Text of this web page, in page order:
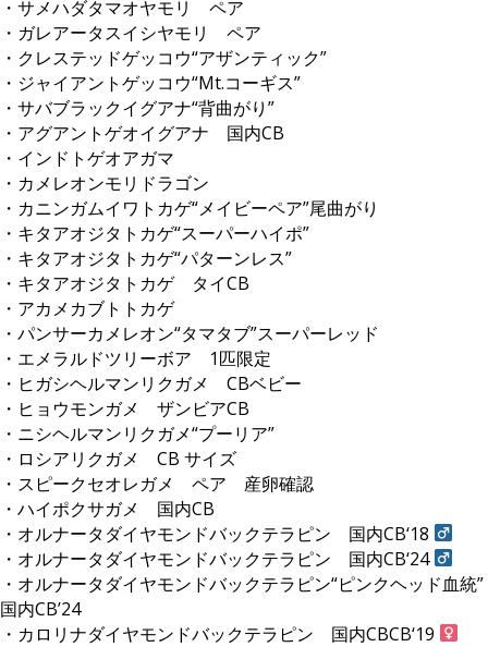
・サメハダタマオヤモリ ペア
・ガレアータスイシヤモリ ペア
・クレステッドゲッコウ“アザンティック”
・ジャイアントゲッコウ“Mt.コーギス”
・サバブラックイグアナ“背曲がり”
・アグアントゲオイグアナ 国内CB
・インドトゲオアガマ
・カメレオンモリドラゴン
・カニンガムイワトカゲ“メイビーペア”尾曲がり
・キタアオジタトカゲ“スーパーハイポ”
・キタアオジタトカゲ“パターンレス”
・キタアオジタトカゲ タイCB
・アカメカブトトカゲ
・パンサーカメレオン“タマタブ”スーパーレッド
・エメラルドツリーボア 1匹限定
・ヒガシヘルマンリクガメ CBベビー
・ヒョウモンガメ ザンビアCB
・ニシヘルマンリクガメ“プーリア”
・ロシアリクガメ CB サイズ
・スピークセオレガメ ペア 産卵確認
・ハイポクサガメ 国内CB
・オルナータダイヤモンドバックテラピン 国内CB‘18
・オルナータダイヤモンドバックテラピン 国内CB‘24
・オルナータダイヤモンドバックテラピン“ピンクヘッド血統”
国内CB’24
・カロリナダイヤモンドバックテラピン 国内CBCB‘19